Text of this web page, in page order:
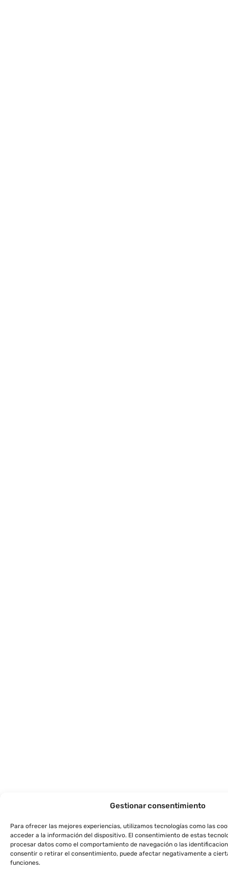
Gestionar consentimiento
Para ofrecer las mejores experiencias, utilizamos tecnologías como las
acceder a la información del dispositivo. El consentimiento de estas
procesar datos como el comportamiento de navegación o las
consentir o retirar el consentimiento, puede afectar negativamente a
funciones.